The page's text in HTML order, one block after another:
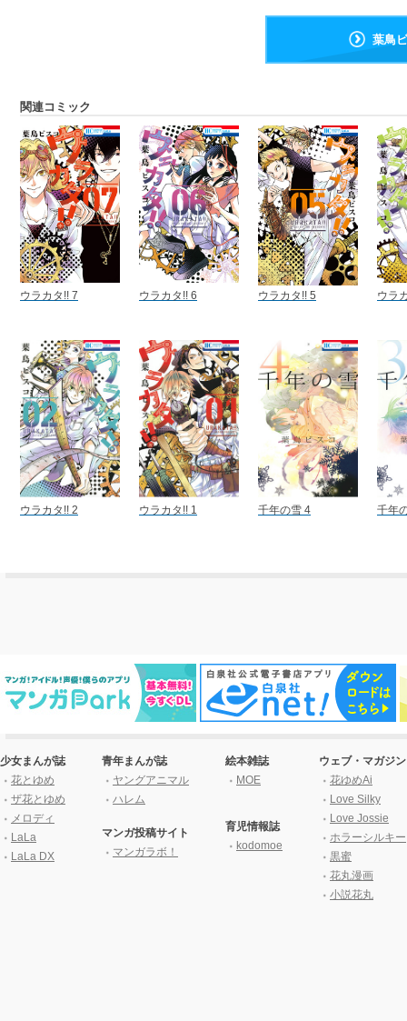
葉鳥
関連コミック
ウラカタ!! 7 ウラカタ!! 6 ウラカタ!! 5 ウラ
ウラカタ!! 2 ウラカタ!! 1 千年の雪 4 千年
少女まんが誌
花とゆめ
ザ花とゆめ
メロディ
LaLa
LaLa DX
青年まんが誌
ヤングアニマル
ハレム
マンガ投稿サイト
マンガラボ！
絵本雑誌
MOE
育児情報誌
kodomoe
ウェブ・マガジン
花ゆめAi
Love Silky
Love Jossie
ホラーシルキー
黒蜜
花丸漫画
小説花丸